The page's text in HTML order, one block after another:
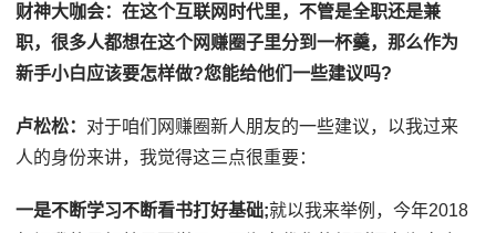
财神大咖会：在这个互联网时代里，不管是全职还是兼
职，很多人都想在这个网赚圈子里分到一杯羹，那么作为
新手小白应该要怎样做?您能给他们一些建议吗?
卢松松： 对于咱们网赚圈新人朋友的一些建议，以我过来
人的身份来讲，我觉得这三点很重要：
一是不断学习不断看书打好基础;就以我来举例，今年2018